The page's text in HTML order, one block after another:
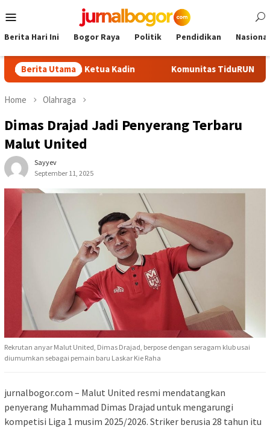
to
Menu
Berita Hari Ini Bogor Raya Politik Pendidikan Nasional
Berita Utama
Calon Ketua Kadin Komunitas TiduRUN Jajal Jalur
Home Olahraga
Dimas Drajad Jadi Penyerang Terbaru
Malut United
Sayyev
September 11, 2025
Rekrutan anyar Malut United, Dimas Drajad, berpose dengan seragam klub usai
diumumkan sebagai pemain baru Laskar Kie Raha
jurnalbogor.com – Malut United resmi mendatangkan
penyerang Muhammad Dimas Drajad untuk mengarungi
kompetisi Liga 1 musim 2025/2026. Striker berusia 28 tahun itu